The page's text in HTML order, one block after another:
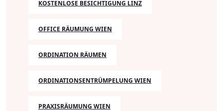
KOSTENLOSE BESICHTIGUNG LINZ
OFFICE RÄUMUNG WIEN
ORDINATION RÄUMEN
ORDINATIONSENTRÜMPELUNG WIEN
PRAXISRÄUMUNG WIEN